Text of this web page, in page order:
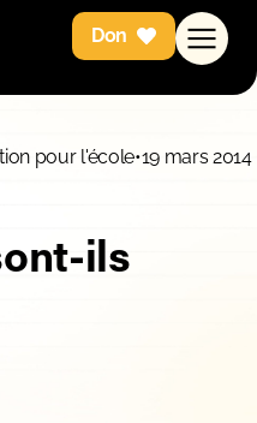
Don
pour l'école•19 mars 2014
ils